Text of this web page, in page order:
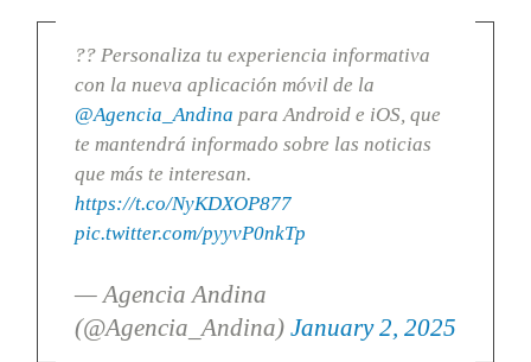
?? Personaliza tu experiencia informativa
con la nueva aplicación móvil de la
@Agencia_Andina para Android e iOS, que
te mantendrá informado sobre las noticias
que más te interesan.
https://t.co/NyKDXOP877
pic.twitter.com/pyyvP0nkTp
— Agencia Andina
(@Agencia_Andina) January 2, 2025